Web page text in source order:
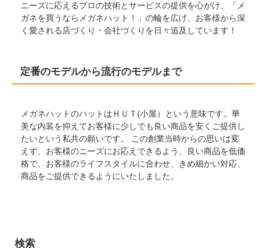
ニーズに応えるプロの技術とサービスの提供を心がけ、「メ
ガネを買うならメガネハット！」の輪を広げ、お客様から深
く愛される店づくり・会社づくりを日々追及しています！
定番のモデルから流行のモデルまで
メガネハットのハットはＨＵＴ(小屋）という意味です。華
美な内装を抑えてお客様に少しでも良い商品を安くご提供し
たいという私共の願いです。 この創業当時からの思いは変
えず、お客様のニーズにお応えできるよう、良い商品を低価
格で、お客様のライフスタイルに合わせ、きめ細かい対応、
商品をご提供できるようにいたしました。
検索